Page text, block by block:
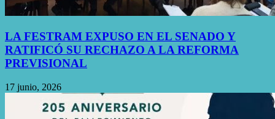
LA FESTRAM EXPUSO EN EL SENADO Y
RATIFICÓ SU RECHAZO A LA REFORMA
PREVISIONAL
17 junio, 2026